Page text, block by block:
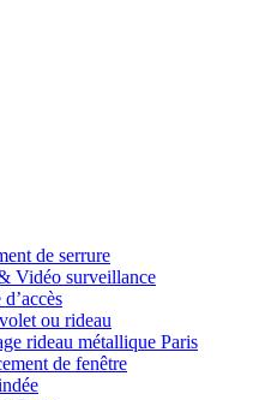
de serrure
Vidéo surveillance
ou rideau
rideau métallique Paris
de fenêtre